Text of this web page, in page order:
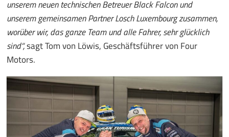
unserem neuen technischen Betreuer Black Falcon und
unserem gemeinsamen Partner Losch Luxembourg zusammen,
worüber wir, das ganze Team und alle Fahrer, sehr glücklich
sind“,sagt Tom von Löwis, Geschäftsführer von Four
Motors.